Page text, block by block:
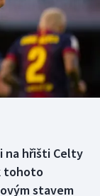
na hřišti Celty
tohoto
stavem